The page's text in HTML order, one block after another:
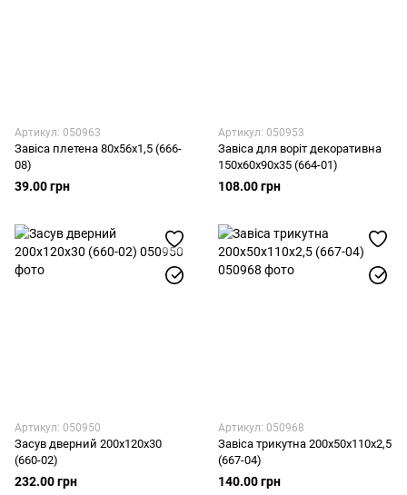
Артикул: 050963
Завіса плетена 80х56х1,5 (666-
08)
39.00 грн
Артикул: 050953
Завіса для воріт декоративна
150х60х90х35 (664-01)
108.00 грн
Артикул: 050950
Засув дверний 200х120х30
(660-02)
232.00 грн
Артикул: 050968
Завіса трикутна 200х50х110х2,5
(667-04)
140.00 грн